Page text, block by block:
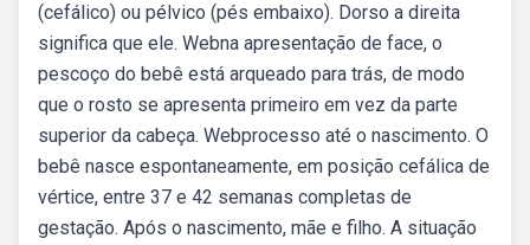
(cefálico) ou pélvico (pés embaixo). Dorso a direita
significa que ele. Webna apresentação de face, o
pescoço do bebê está arqueado para trás, de modo
que o rosto se apresenta primeiro em vez da parte
superior da cabeça. Webprocesso até o nascimento. O
bebê nasce espontaneamente, em posição cefálica de
vértice, entre 37 e 42 semanas completas de
gestação. Após o nascimento, mãe e filho. A situação